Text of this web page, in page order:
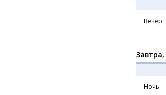
Вечер
Завтра,
Ночь